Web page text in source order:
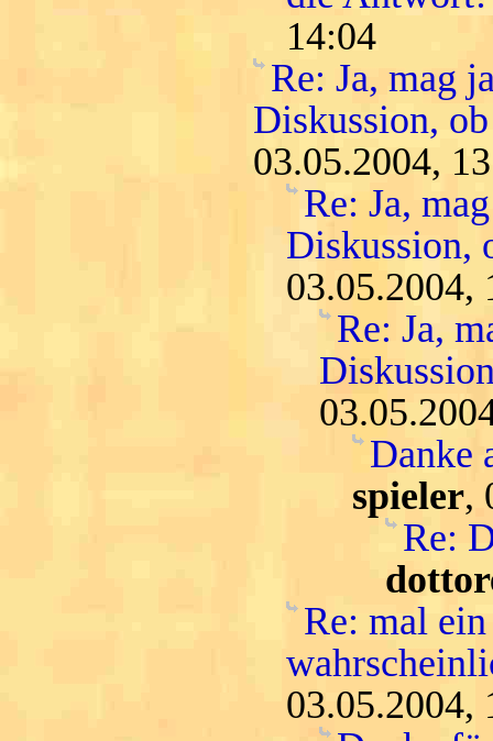
14:04
Re: Ja, mag
Diskussion,
03.05.2004,
Re: Ja,
Diskussion,
03.05.2004,
Re: Ja,
Danke
spieler,
Re:
Re: mal
03.05.2004,